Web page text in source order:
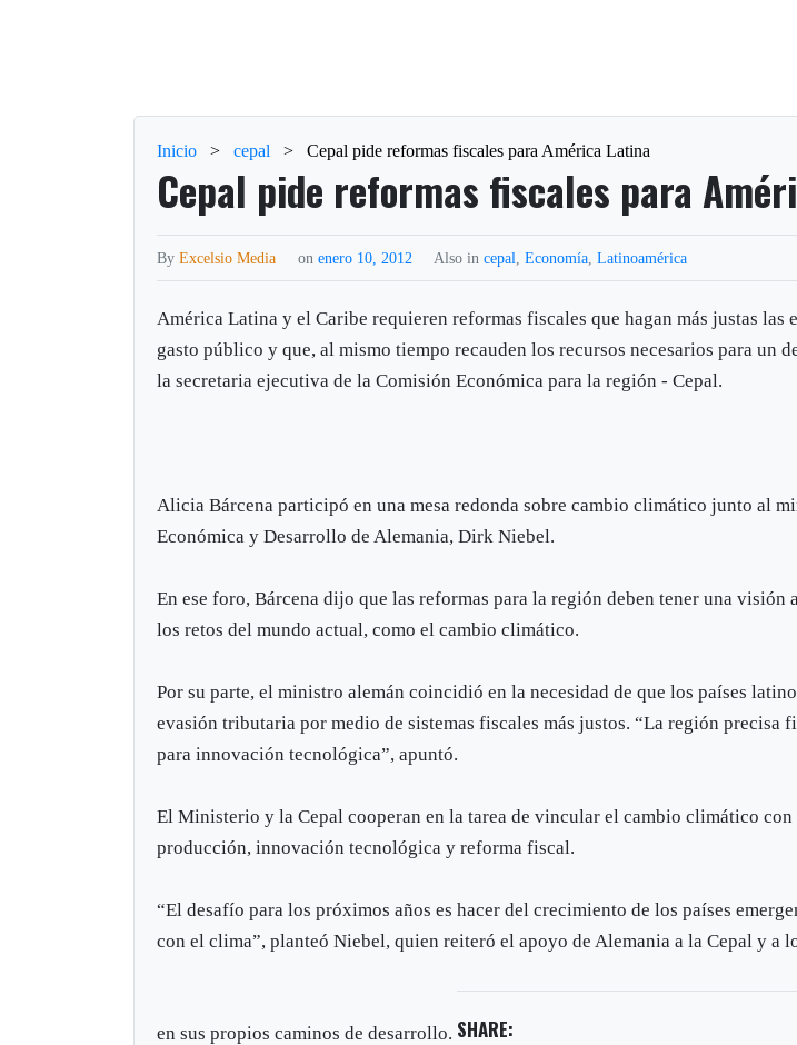
Inicio > cepal > Cepal pide reformas fiscales para América Latina
Cepal pide reformas fiscales para
ByExcelsio Media onenero 10, 2012 Also incepal ,Economía ,Latinoamérica
América Latina y el Caribe requieren reformas fiscales que hagan más justas las
gasto público y que, al mismo tiempo recauden los recursos necesarios para un
la secretaria ejecutiva de la Comisión Económica para la región - Cepal.
Alicia Bárcena participó en una mesa redonda sobre cambio climático junto al
Económica y Desarrollo de Alemania, Dirk Niebel.
En ese foro, Bárcena dijo que las reformas para la región deben tener una
los retos del mundo actual, como el cambio climático.
Por su parte, el ministro alemán coincidió en la necesidad de que los países
evasión tributaria por medio de sistemas fiscales más justos. “La región precisa
para innovación tecnológica”, apuntó.
El Ministerio y la Cepal cooperan en la tarea de vincular el cambio climático con
producción, innovación tecnológica y reforma fiscal.
“El desafío para los próximos años es hacer del crecimiento de los países
con el clima”, planteó Niebel, quien reiteró el apoyo de Alemania a la Cepal y a
en sus propios caminos de desarrollo. SHARE: